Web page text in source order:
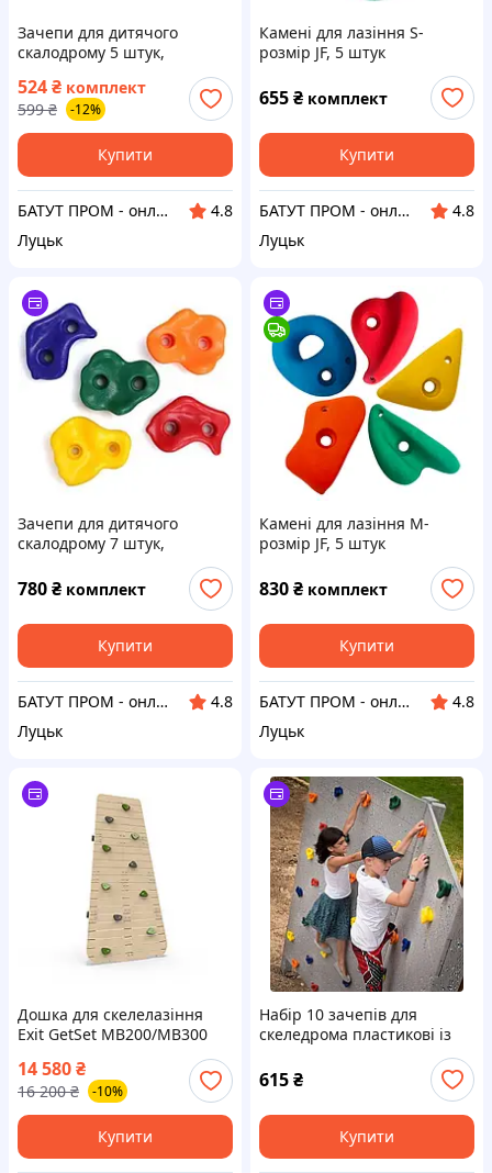
Зачепи для дитячого
скалодрому 5 штук,
524₴ комплект
599 ₴ -12%
Купити
БАТУТ ПРОМ - онлайн супермаркет для дітей та батьків
4.8
Луцьк
Камені для лазіння S-
розмір JF, 5 штук
655₴ комплект
Купити
БАТУТ ПРОМ - онлайн супермаркет для дітей та батьків
4.8
Луцьк
Зачепи для дитячого
скалодрому 7 штук,
780₴ комплект
Купити
БАТУТ ПРОМ - онлайн супермаркет для дітей та батьків
4.8
Луцьк
Камені для лазіння M-
розмір JF, 5 штук
830₴ комплект
Купити
БАТУТ ПРОМ - онлайн супермаркет для дітей та батьків
4.8
Луцьк
Дошка для скелелазіння
Exit GetSet MB200/MB300
14 580₴
16 200 ₴ -10%
Купити
Набір 10 зачепів для
скеледрома пластикові із
кріпленням TRIZAND 18533
.Shop#7.
615₴
Купити